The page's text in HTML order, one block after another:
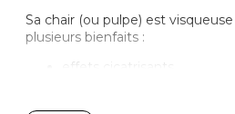
Sa chair (ou pulpe) est
plusieurs bienfaits :
effets cicatrisants